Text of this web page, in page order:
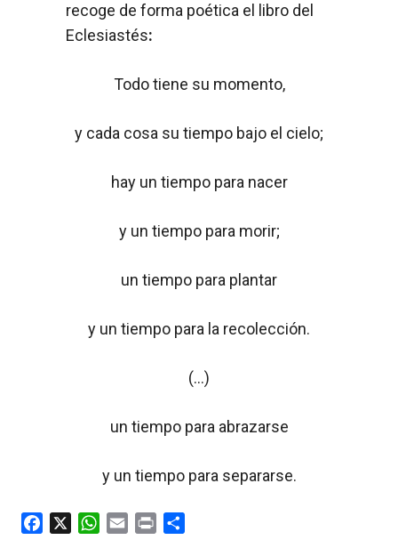
recoge de forma poética el libro del
Eclesiastés:
Todo tiene su momento,
y cada cosa su tiempo bajo el cielo;
hay un tiempo para nacer
y un tiempo para morir;
un tiempo para plantar
y un tiempo para la recolección.
(…)
un tiempo para abrazarse
y un tiempo para separarse.
W